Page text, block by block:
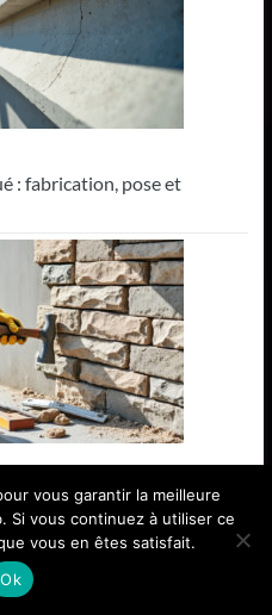
: fabrication, pose et
vous garantir la meilleure
Si vous continuez à utiliser ce
vous en êtes satisfait.
Ok